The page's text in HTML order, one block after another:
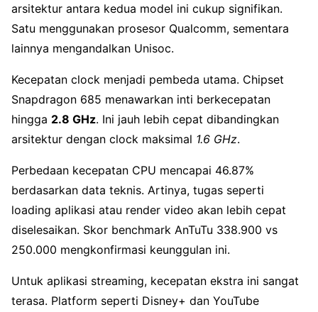
arsitektur antara kedua model ini cukup signifikan.
Satu menggunakan prosesor Qualcomm, sementara
lainnya mengandalkan Unisoc.
Kecepatan clock menjadi pembeda utama. Chipset
Snapdragon 685 menawarkan inti berkecepatan
hingga 2.8 GHz. Ini jauh lebih cepat dibandingkan
arsitektur dengan clock maksimal 1.6 GHz.
Perbedaan kecepatan CPU mencapai 46.87%
berdasarkan data teknis. Artinya, tugas seperti
loading aplikasi atau render video akan lebih cepat
diselesaikan. Skor benchmark AnTuTu 338.900 vs
250.000 mengkonfirmasi keunggulan ini.
Untuk aplikasi streaming, kecepatan ekstra ini sangat
terasa. Platform seperti Disney+ dan YouTube